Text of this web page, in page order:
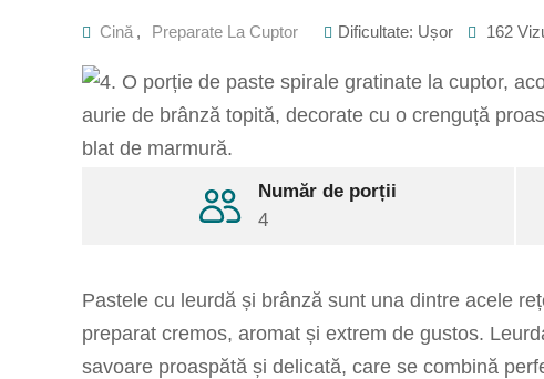
Cină , Preparate La Cuptor Dificultate: Ușor 162
Număr de porții
4
Pastele cu leurdă și brânză sunt una dintre acele
preparat cremos, aromat și extrem de gustos.
savoare proaspătă și delicată, care se combină